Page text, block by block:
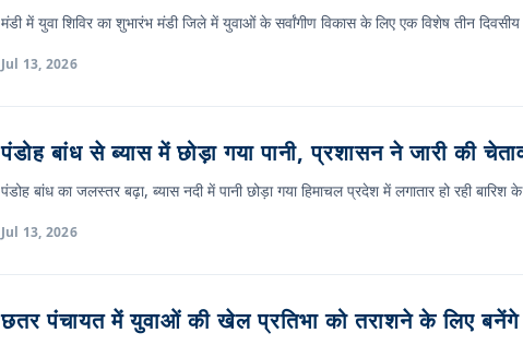
मंडी में युवा शिविर का शुभारंभ मंडी जिले में युवाओं के सर्वांगीण विकास के लिए एक विशेष तीन
Jul 13, 2026
पंडोह बांध से ब्यास में छोड़ा गया पानी, प्रशासन ने जारी की
पंडोह बांध का जलस्तर बढ़ा, ब्यास नदी में पानी छोड़ा गया हिमाचल प्रदेश में लगातार हो रही
Jul 13, 2026
छतर पंचायत में युवाओं की खेल प्रतिभा को तराशने के लिए